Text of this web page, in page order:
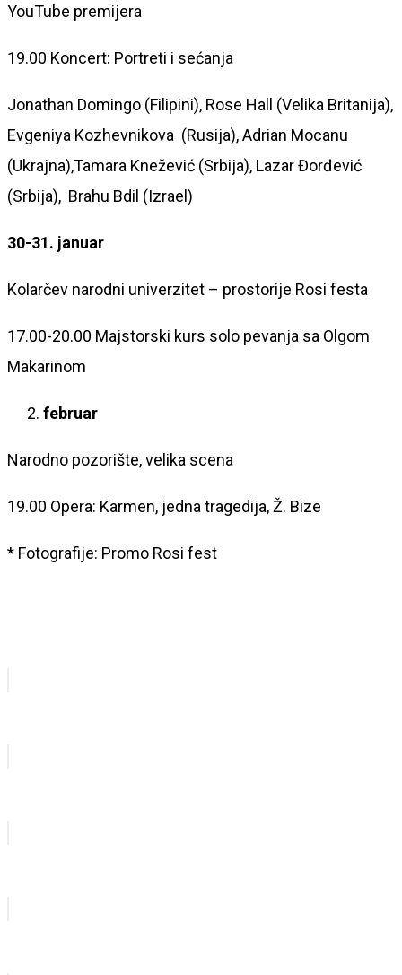
YouTube premijera
19.00 Koncert: Portreti i sećanja
Jonathan Domingo (Filipini), Rose Hall (Velika Britanija),
Evgeniya Kozhevnikova (Rusija), Adrian Mocanu
(Ukrajna),Tamara Knežević (Srbija), Lazar Đorđević
(Srbija), Brahu Bdil (Izrael)
30-31. januar
Kolarčev narodni univerzitet – prostorije Rosi festa
17.00-20.00 Majstorski kurs solo pevanja sa Olgom
Makarinom
februar
Narodno pozorište, velika scena
19.00 Opera: Karmen, jedna tragedija, Ž. Bize
* Fotografije: Promo Rosi fest